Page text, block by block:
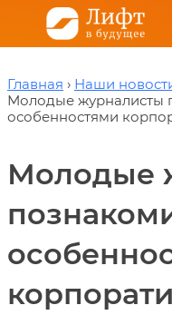
Главная
Наши
Молодые журналисты
особенностями
Молодые